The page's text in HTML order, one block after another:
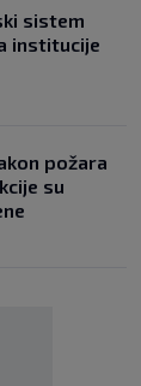
sistem
institucije
požara
su